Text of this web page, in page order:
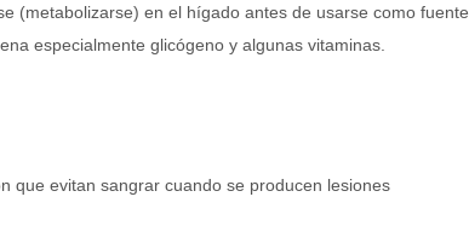
(metabolizarse) en el hígado antes de usarse como fuente
especialmente glicógeno y algunas vitaminas.
que evitan sangrar cuando se producen lesiones